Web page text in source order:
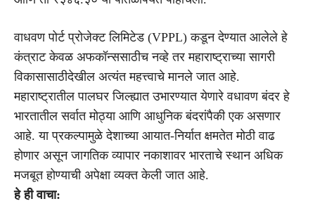
वाधवण पोर्ट प्रोजेक्ट लिमिटेड (VPPL) कडून देण्यात आलेले हे
कंत्राट केवळ अफकॉन्ससाठीच नव्हे तर महाराष्ट्राच्या सागरी
विकासासाठीदेखील अत्यंत महत्त्वाचे मानले जात आहे.
महाराष्ट्रातील पालघर जिल्ह्यात उभारण्यात येणारे वधावण बंदर हे
भारतातील सर्वात मोठ्या आणि आधुनिक बंदरांपैकी एक असणार
आहे. या प्रकल्पामुळे देशाच्या आयात-निर्यात क्षमतेत मोठी वाढ
होणार असून जागतिक व्यापार नकाशावर भारताचे स्थान अधिक
मजबूत होण्याची अपेक्षा व्यक्त केली जात आहे.
हे ही वाचा: